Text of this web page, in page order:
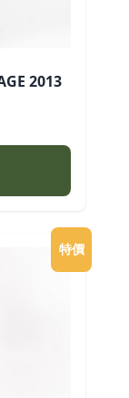
2013
特價